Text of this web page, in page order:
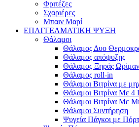
Φριτέζες
Σχαριέρες
Μπαιν Μαρί
ΕΠΑΓΓΕΛΜΑΤΙΚΗ ΨΥΞΗ
Θάλαμοι
Θάλαμος Δυο
Θάλαμος απόψυξης
Θάλαμος Ξηράς
Θάλαμος roll-in
Θάλαμοι Βιτρίνα με
Θάλαμοι Βιτρίνα Με 4
Θάλαμοι Βιτρίνα Με
Θάλαμοι Συντήρηση
Ψυγεία Πάγκοι με